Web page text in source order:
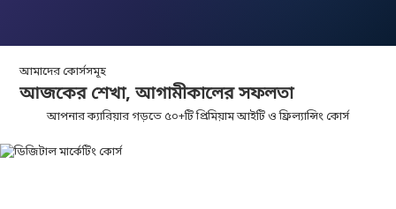
আমাদের কোর্সসমূহ
আজকের শেখা,আগামীকালেরসফলতা
আপনার ক্যারিয়ার গড়তে ৫০+টি প্রিমিয়াম আইটি ও ফ্রিল্যান্সিং কোর্স